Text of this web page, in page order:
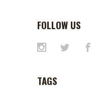
FOLLOW US
TAGS